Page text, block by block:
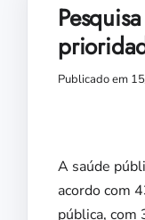
Publicado em
A saúde
acordo com
pública, com